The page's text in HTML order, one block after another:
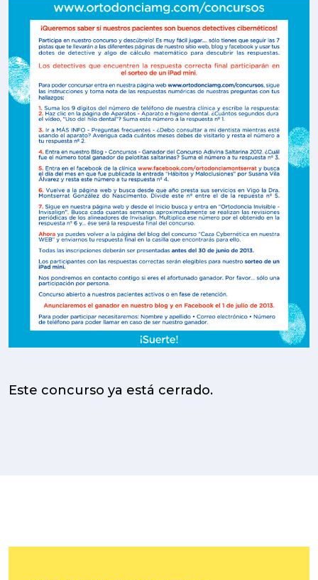
Este concurso ya está cerrado.